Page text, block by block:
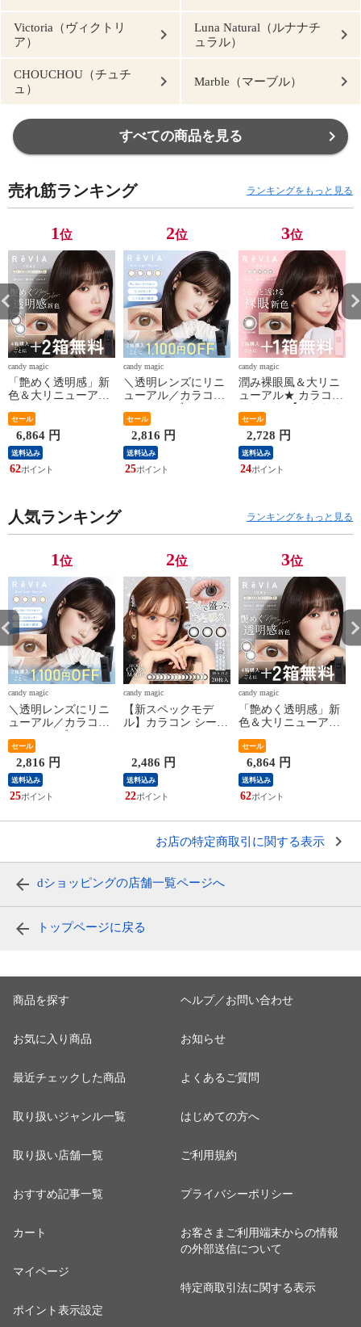
Victoria（ヴィクトリ
ア）
Luna Natural（ルナナチ
ュラル）
CHOUCHOU（チュチ
ュ）
Marble（マーブル）
すべての商品を見る
売れ筋ランキング ランキングをもっと見る
1位
candy magic
「艶めく透明感」新
色＆大リニューアル
ー ＜もれなく2箱無
料＞ ReVIA 1day
COLOR 1箱 10枚 入/6
箱合計 60枚入り 送
料無料(ネコポス) 4箱
ィア キャンマジ公式
カラー コンタクト
セール
6,864 円
送料込み
62
2位
candy magic
＼透明レンズにリニ
ューアル／カラコン
トカット 【2箱購入
で1,100円OFF/公式限
定】ReVIA Blue light
Barrier 1day カラー 1
箱 10枚 入/2箱合計20
セール
2,816 円
送料込み
25
3位
candy magic
潤み裸眼風＆大リニ
ューアル★ カラコン
1箱無料】 小さめ ナ
チュラル ReVIA
1day/CIRCLE 10枚
入/3箱合計 30枚 送料
無料(ネコポス) レヴ
カラー コンタクト 2
箱購入で＋1箱無料
セール
2,728 円
送料込み
24
人気ランキング ランキングをもっと見る
1位
candy magic
＼透明レンズにリニ
ューアル／カラコン
ワンデー ブルーライ
トカット 【2箱購入
で1,100円OFF/公式限
定】ReVIA Blue light
Barrier 1day カラー 1
箱 10枚 入/2箱合計20
(ネコポス) カラー コ
セール
2,816 円
送料込み
25
2位
candy magic
【新スペックモデ
ル】カラコン シーク
レット キャンディー
箱20枚入 secret
candymagic 1day 度あ
り カラーコンタクト
コンタクトレンズ 1
(ネコポス) ブラウン
2,486 円
送料込み
22
3位
candy magic
「艶めく透明感」新
色＆大リニューアル
ー ＜もれなく2箱無
料＞ ReVIA 1day
COLOR 1箱 10枚 入/6
箱合計 60枚入り 送
料無料(ネコポス) 4箱
ンタクトレンズ レヴ
ィア キャンマジ公式
カラー コンタクト
セール
6,864 円
送料込み
62
(
お店の特定商取引に関する表示
dショッピングの店舗一覧ページへ
トップページに戻る
商品を探す
お気に入り商品
最近チェックした商品
取り扱いジャンル一覧
取り扱い店舗一覧
おすすめ記事一覧
カート
マイページ
ポイント表示設定
ヘルプ／お問い合わせ
お知らせ
よくあるご質問
はじめての方へ
ご利用規約
プライバシーポリシー
お客さまご利用端末からの情報
の外部送信について
特定商取引法に関する表示